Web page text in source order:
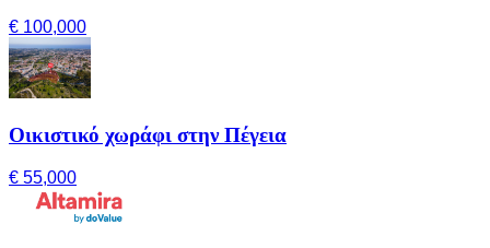
€ 100,000
Οικιστικό χωράφι στην Πέγεια
€ 55,000